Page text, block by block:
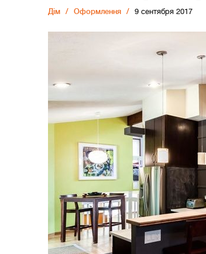
Дiм Оформлення 9 сентября 2017